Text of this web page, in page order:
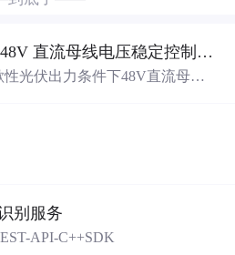
间歇性光伏出力下 48V 直流母线电压稳定控制及储能双向充放电闭环调控体系研究（Simulink仿真实现）
光伏出力条件下48V直流母线
变换器、双向DC-DC变换器
整拓扑结构，结合光伏最大功
内环双闭环控制策略，确保在
动态工况下维持母线电压稳
全系统仿真模型，验证了控制策
别服务
API-C++SDK